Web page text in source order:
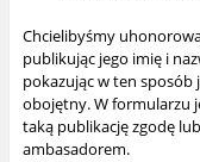
Chcielibyśmy
publikując jego imię i
pokazując w ten sposób
obojętny. W formularzu
taką publikację zgodę
ambasadorem.